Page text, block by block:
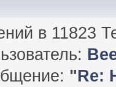
в 11823
"Re: